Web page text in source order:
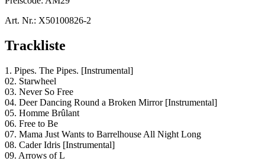
Art. Nr.: X50100826-2
Trackliste
1. Pipes. The Pipes. [Instrumental]
02. Starwheel
03. Never So Free
04. Deer Dancing Round a Broken Mirror [Instrumental]
05. Homme Brûlant
06. Free to Be
07. Mama Just Wants to Barrelhouse All Night Long
08. Cader Idris [Instrumental]
09. Arrows of L